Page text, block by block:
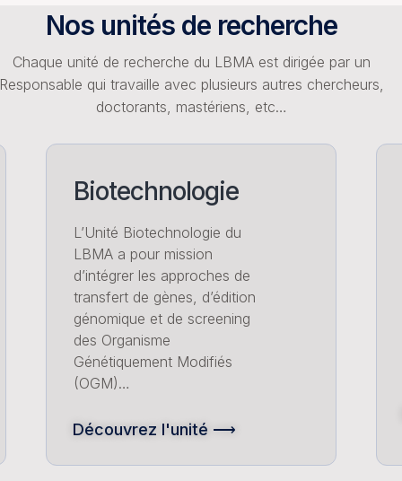
Nos unités de recherche
Chaque unité de recherche du LBMA est dirigée par un
Responsable qui travaille avec plusieurs autres chercheurs,
doctorants, mastériens, etc…
Biotechnologie
L’Unité Biotechnologie du
LBMA a pour mission
d’intégrer les approches de
transfert de gènes, d’édition
génomique et de screening
des Organisme
Génétiquement Modifiés
(OGM)…
Découvrez l'unité ⟶